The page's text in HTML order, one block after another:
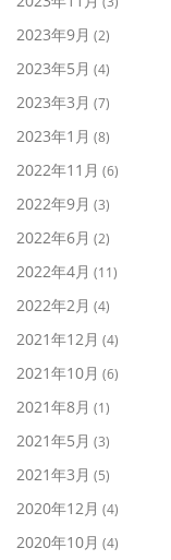
2023年9月 (2)
2023年5月 (4)
2023年3月 (7)
2023年1月 (8)
2022年11月 (6)
2022年9月 (3)
2022年6月 (2)
2022年4月 (11)
2022年2月 (4)
2021年12月 (4)
2021年10月 (6)
2021年8月 (1)
2021年5月 (3)
2021年3月 (5)
2020年12月 (4)
2020年10月 (4)